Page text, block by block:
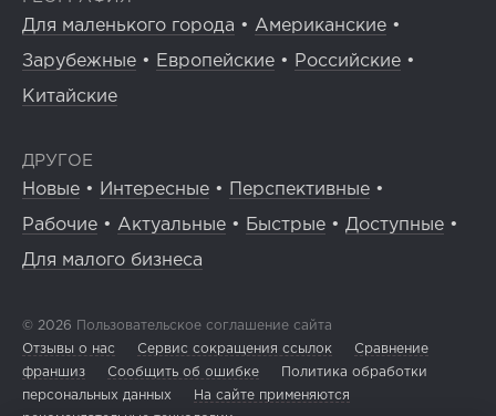
Для маленького города • Американские •
Зарубежные • Европейские • Российские •
Китайские
ДРУГОЕ
Новые • Интересные • Перспективные •
Рабочие • Актуальные • Быстрые • Доступные •
Для малого бизнеса
© 2026 Пользовательское соглашение сайта
Отзывы о нас
Сервис сокращения ссылок
Сравнение
франшиз
Сообщить об ошибке
Политика обработки
персональных данных
На сайте применяются